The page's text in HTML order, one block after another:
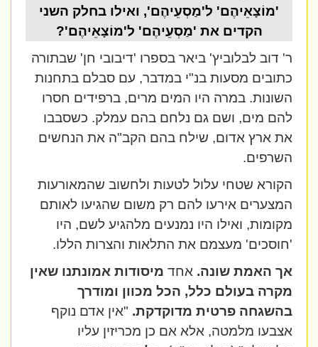
מוֹצָאֵיהֶם' ל'מַסְעֵיהֶם', ואילו בחלק השני
הקדים את 'מַסְעֵיהֶם' ל'מוֹצָאֵיהֶם'?
ר' דוב לבלוביץ' ביאר בספרו 'דיבובי חן' שבתורה
כתובים מסעות בנ"י במדבר, עם סבלם בתחנות
השונות. במרה היו המים מרים, ברפידים חסרו
להם מים, ושם גם נלחם בהם עמלק. כשסבבו
את ארץ אדום, שילח בהם הקב"ה את הנחשים
השרפים.
הקורא שטחי עלול לטעות ולחשוב שהמאורעות
המצערים אירעו להם רק משום שהגיעו לאותם
מקומות, ואילו היו נמנעים מלהגיע לשם, היו
'חוסכים' מעצמם את התלאות והצרות הללו.
אך האמת שונה.אחדמיסודות אמונתנו שאין
מקרה בעולם כלל, הכל מכוון ומודרך
בהשגחה פרטית מדוקדקת."אין אדם נוקף
אצבעו מלמטה, אלא אם כן מכריזין עליו